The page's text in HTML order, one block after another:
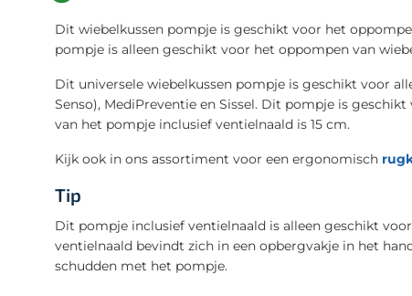
Dit wiebelkussen pompje is geschikt voor het
pompje is alleen geschikt voor het oppompen van
Dit universele wiebelkussen pompje is geschikt voor
Senso), MediPreventie en Sissel. Dit pompje is
van het pompje inclusief ventielnaald is 15 cm.
Kijk ook in ons assortiment voor een ergonomisch
Tip
Dit pompje inclusief ventielnaald is alleen geschikt
ventielnaald bevindt zich in een opbergvakje in het
schudden met het pompje.